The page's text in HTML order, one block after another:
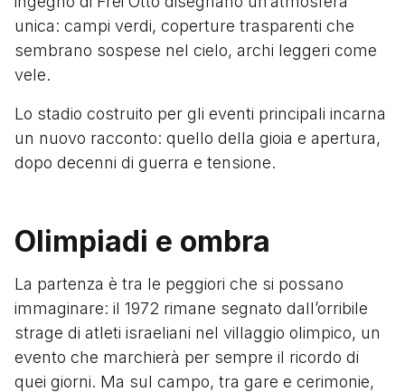
unica: campi verdi, coperture trasparenti che
sembrano sospese nel cielo, archi leggeri come
vele.
Lo stadio costruito per gli eventi principali incarna
un nuovo racconto: quello della gioia e apertura,
dopo decenni di guerra e tensione.
Olimpiadi e ombra
La partenza è tra le peggiori che si possano
immaginare: il 1972 rimane segnato dall’orribile
strage di atleti israeliani nel villaggio olimpico, un
evento che marchierà per sempre il ricordo di
quei giorni. Ma sul campo, tra gare e cerimonie,